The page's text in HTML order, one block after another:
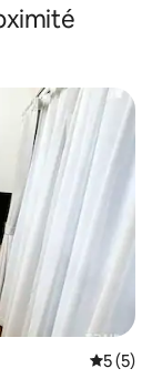
Note
5 (5)